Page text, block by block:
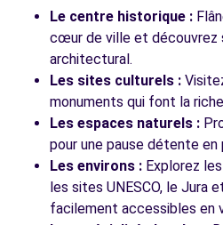
Le centre historique :
cœur de ville et découvrez
architectural.
Les sites culturels :
monuments qui font la
Les espaces naturels :
pour une pause détente en
Les environs : Explorez
les sites UNESCO, le Jura
facilement accessibles en